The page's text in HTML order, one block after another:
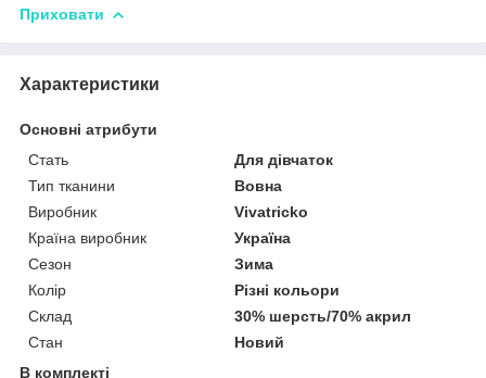
Приховати
Характеристики
Основні атрибути
Стать
Для дівчаток
Тип тканини
Вовна
Виробник
Vivatricko
Країна виробник
Україна
Сезон
Зима
Колір
Різні кольори
Склад
30% шерсть/70% акрил
Стан
Новий
В комплекті